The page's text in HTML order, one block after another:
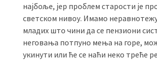
најбоље, јер проблем старости је
светском нивоу. Имамо
младих што чини да се пензиони
неговања потпуно мења на горе,
укинути или ће се наћи неко треће